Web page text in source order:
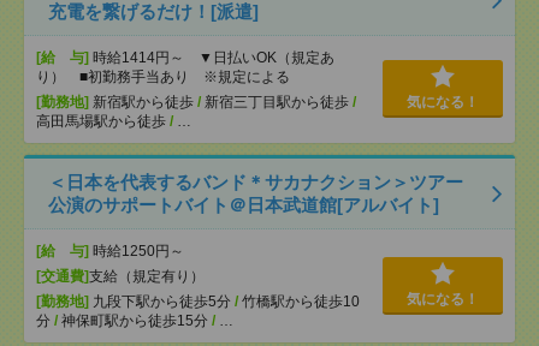
充電を繋げるだけ！[派遣]
[給 与] 時給1414円～ ▼日払いOK（規定あ
り） ■初勤務手当あり ※規定による
[勤務地] 新宿駅から徒歩 / 新宿三丁目駅から徒歩 /
高田馬場駅から徒歩 / …
気になる！
＜日本を代表するバンド＊サカナクション＞ツアー
公演のサポートバイト＠日本武道館[アルバイト]
[給 与] 時給1250円～
[交通費]支給（規定有り）
[勤務地] 九段下駅から徒歩5分 / 竹橋駅から徒歩10
分 / 神保町駅から徒歩15分 / …
気になる！